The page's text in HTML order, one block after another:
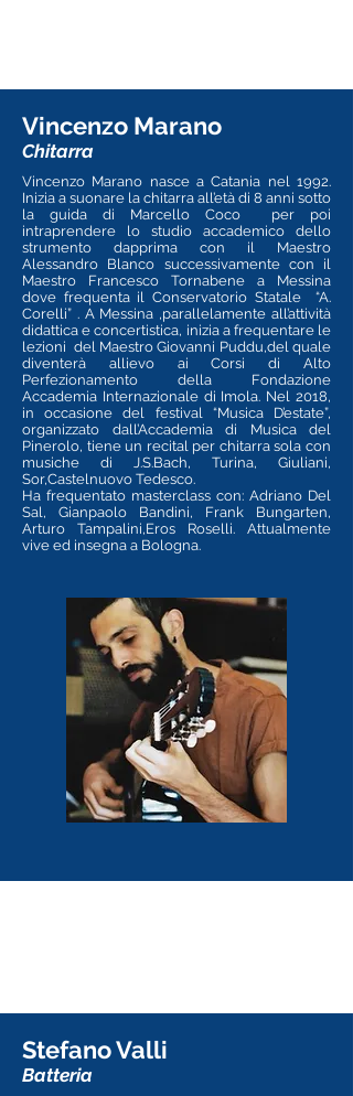
Vincenzo Marano
Chitarra
Vincenzo Marano nasce a Catania nel 1992.
Inizia a suonare la chitarra all’età di 8 anni sotto
la guida di Marcello Coco per poi
intraprendere lo studio accademico dello
strumento dapprima con il Maestro
Alessandro Blanco successivamente con il
Maestro Francesco Tornabene a Messina
dove frequenta il Conservatorio Statale “A.
Corelli” . A Messina ,parallelamente all’attività
didattica e concertistica, inizia a frequentare le
lezioni del Maestro Giovanni Puddu,del quale
diventerà allievo ai Corsi di Alto
Perfezionamento della Fondazione
Accademia Internazionale di Imola. Nel 2018,
in occasione del festival “Musica D’estate”,
organizzato dall’Accademia di Musica del
Pinerolo, tiene un recital per chitarra sola con
musiche di J.S.Bach, Turina, Giuliani,
Sor,Castelnuovo Tedesco.
Ha frequentato masterclass con: Adriano Del
Sal, Gianpaolo Bandini, Frank Bungarten,
Arturo Tampalini,Eros Roselli. Attualmente
vive ed insegna a Bologna.
Stefano Valli
Batteria